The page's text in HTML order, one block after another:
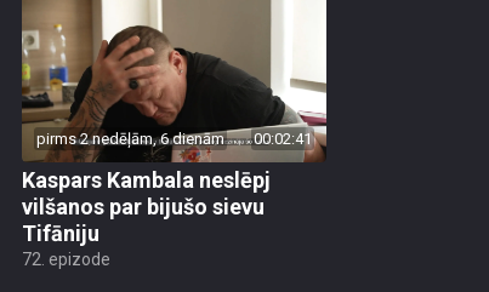
pirms 2 nedēļām, 6 dienām 00:02:41
Kaspars Kambala neslēpj
vilšanos par bijušo sievu
Tifāniju
72. epizode